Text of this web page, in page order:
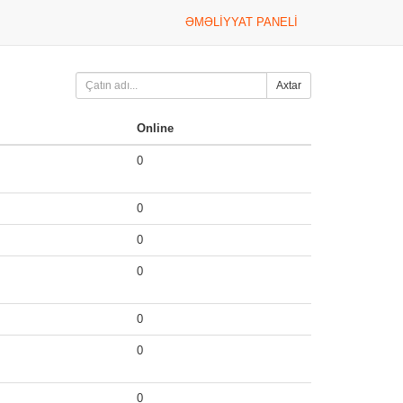
ƏMƏLIYYAT PANELI
Axtar
Online
0
0
0
0
0
0
0